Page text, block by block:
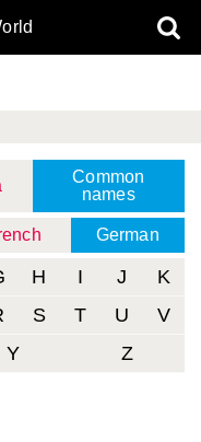
Common
names
German
H I J
K
S T U
V
Y Z